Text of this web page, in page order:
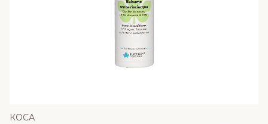
КОСА